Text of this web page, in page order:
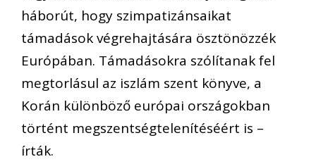
háborút, hogy szimpatizánsaikat
támadások végrehajtására ösztönözzék
Európában. Támadásokra szólítanak fel
megtorlásul az iszlám szent könyve, a
Korán különböző európai országokban
történt megszentségtelenítéséért is –
írták.